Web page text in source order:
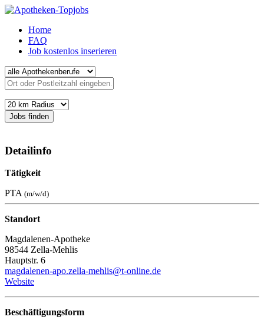
Home
FAQ
Job kostenlos inserieren
Jobs finden
Detailinfo
Tätigkeit
PTA (m/w/d)
Standort
Magdalenen-Apotheke
98544 Zella-Mehlis
Hauptstr. 6
magdalenen-apo.zella-mehlis@t-online.de
Website
Beschäftigungsform